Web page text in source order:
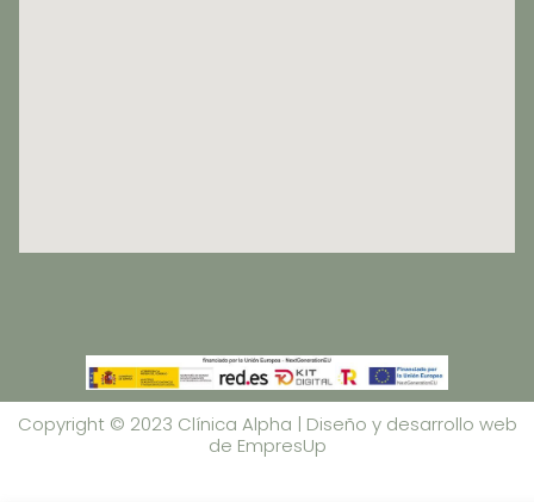
Copyright © 2023 Clínica Alpha | Diseño y desarrollo web
de EmpresUp